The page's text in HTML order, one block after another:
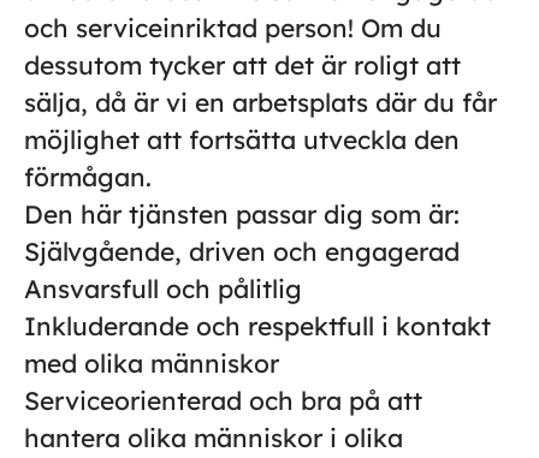
och serviceinriktad person! Om du
dessutom tycker att det är roligt att
sälja, då är vi en arbetsplats där du får
möjlighet att fortsätta utveckla den
förmågan.
Den här tjänsten passar dig som är:
Självgående, driven och engagerad
Ansvarsfull och pålitlig
Inkluderande och respektfull i kontakt
med olika människor
Serviceorienterad och bra på att
hantera olika människor i olika